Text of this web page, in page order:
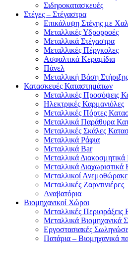
Σιδηροκατασκευές
Στέγες – Στέγαστρα
Επικάλυψη Στέγης με
Μεταλλικές Υδρορροές
Μεταλλικά Στέγαστρα
Μεταλλικές Πέργκολες
Ασφαλτικά Κεραμίδια
Πάνελ
Μεταλλική Βάση Στήριξης
Κατασκευές Καταστημάτων
Μεταλλικές Προσόψεις
Ηλεκτρικές Καρμανιόλες
Μεταλλικές Πόρτες
Μεταλλικά Παράθυρα
Μεταλλικές Σκάλες
Μεταλλικά Ράφια
Μεταλλικά Bar
Μεταλλικά
Μεταλλικά
Μεταλλικοί
Μεταλλικές Ζαρντινιέρες
Αναβατόρια
Βιομηχανικοί Χώροι
Μεταλλικές Περιφράξεις
Μεταλλικά Βιομηχανικά
Εργοστασιακές
Πατάρια – Βιομηχανικά